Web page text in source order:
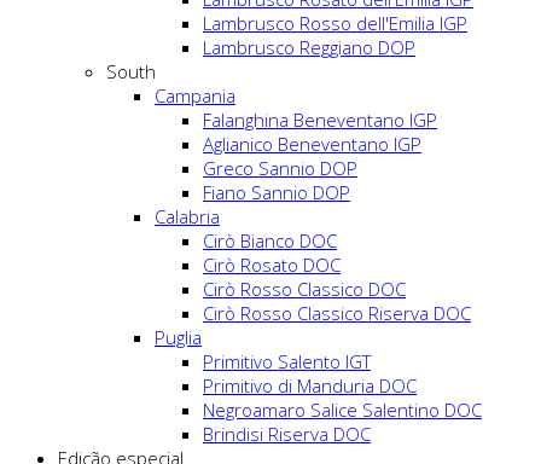
Lambrusco Rosso dell'Emilia IGP
Lambrusco Reggiano DOP
South
Campania
Falanghina Beneventano IGP
Aglianico Beneventano IGP
Greco Sannio DOP
Fiano Sannio DOP
Calabria
Cirò Bianco DOC
Cirò Rosato DOC
Cirò Rosso Classico DOC
Cirò Rosso Classico Riserva DOC
Puglia
Primitivo Salento IGT
Primitivo di Manduria DOC
Negroamaro Salice Salentino DOC
Brindisi Riserva DOC
Edição especial